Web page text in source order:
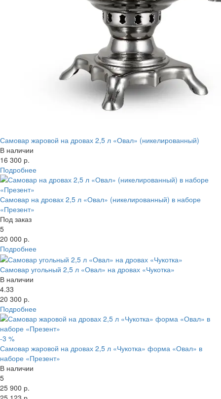
Самовар жаровой на дровах 2,5 л «Овал» (никелированный)
В наличии
16 300 р.
Подробнее
Самовар на дровах 2,5 л «Овал» (никелированный) в наборе
«Презент»
Под заказ
5
20 000 р.
Подробнее
Самовар угольный 2,5 л «Овал» на дровах «Чукотка»
В наличии
4.33
20 300 р.
Подробнее
-3 %
Самовар жаровой на дровах 2,5 л «Чукотка» форма «Овал» в
наборе «Презент»
В наличии
5
25 900 р.